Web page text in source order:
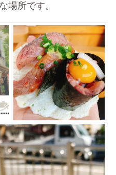
場所です。